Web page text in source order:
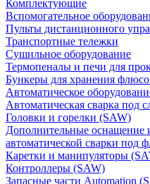
Комплектующие
Вспомогательное
Пульты дистанционного
Транспортные тележки
Сушильное оборудование
Термопеналы и печи для
Бункеры для хранения
Автоматическое
Автоматическая сварка под
Головки и горелки (SAW)
Дополнительные оснащение
автоматической сварки под
Каретки и манипуляторы
Контроллеры (SAW)
Запасные части Automation